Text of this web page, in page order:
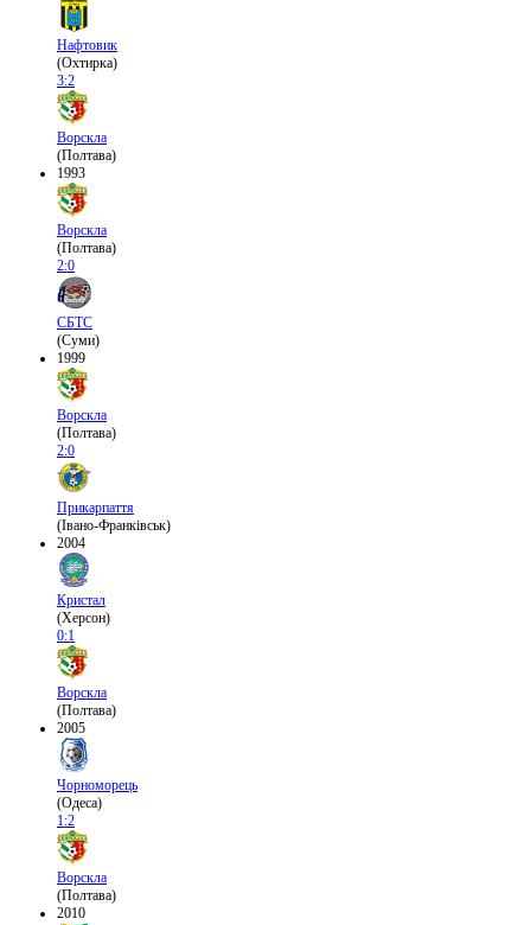
Нафтовик
(Охтирка)
3:2
Ворскла
(Полтава)
1993
Ворскла
(Полтава)
2:0
СБТС
(Суми)
1999
Ворскла
(Полтава)
2:0
Прикарпаття
(Івано-Франківськ)
2004
Кристал
(Херсон)
0:1
Ворскла
(Полтава)
2005
Чорноморець
(Одеса)
1:2
Ворскла
(Полтава)
2010